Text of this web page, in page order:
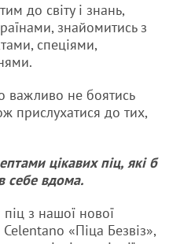
до світу і знань,
знайомитись з
спеціями,
важливо не боятись
прислухатися до тих,
цікавих піц, які б
себе вдома.
з нашої нової
«Піца Безвіз»,